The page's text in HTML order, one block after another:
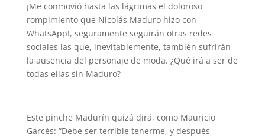
¡Me conmovió hasta las lágrimas el doloroso
rompimiento que Nicolás Maduro hizo con
WhatsApp!, seguramente seguirán otras redes
sociales las que, inevitablemente, también sufrirán
la ausencia del personaje de moda. ¿Qué irá a ser de
todas ellas sin Maduro?
Este pinche Madurín quizá dirá, como Mauricio
Garcés: “Debe ser terrible tenerme, y después